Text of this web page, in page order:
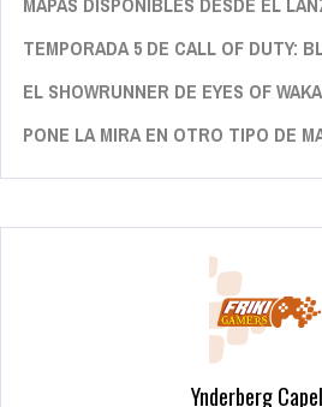
MAPAS DISPONIBLES DESDE EL
TEMPORADA 5 DE CALL OF DUTY:
EL SHOWRUNNER DE EYES OF
PONE LA MIRA EN OTRO TIPO DE
Ynderberg